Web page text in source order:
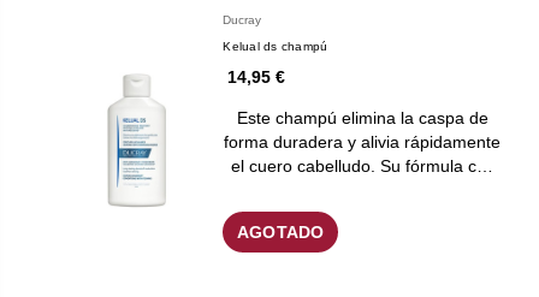
Ducray
Kelual ds champú
14,95 €
Este champú elimina la caspa de
forma duradera y alivia rápidamente
el cuero cabelludo. Su fórmula c…
AGOTADO